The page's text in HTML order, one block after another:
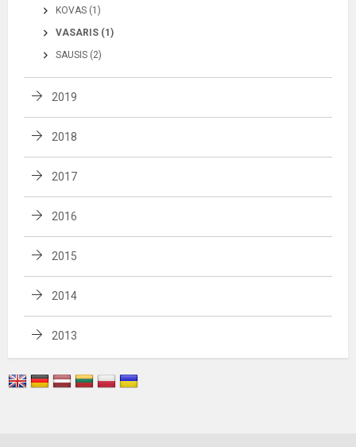
KOVAS (1)
VASARIS (1)
SAUSIS (2)
2019
2018
2017
2016
2015
2014
2013